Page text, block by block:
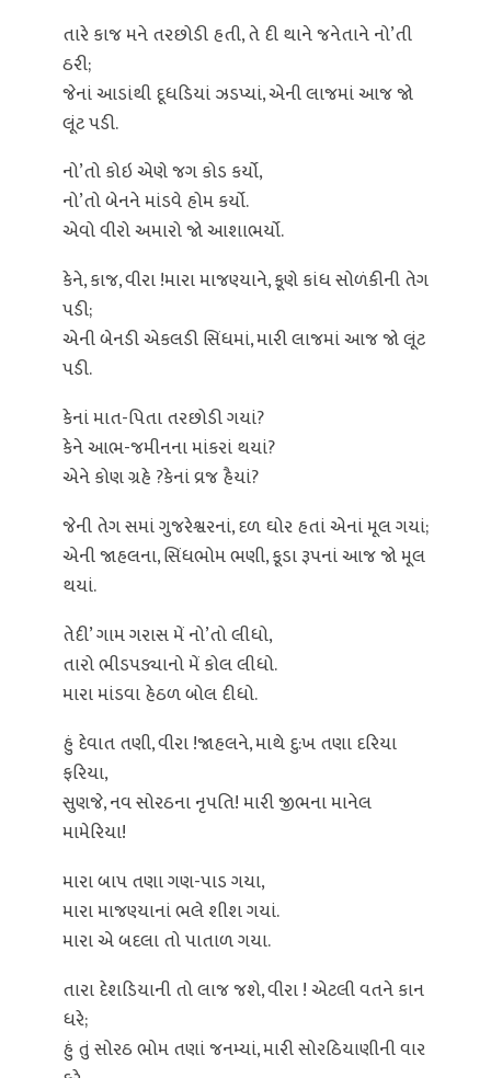
તારે કાજ મને તરછોડી હતી, તે દી થાને જનેતાને નો’તી
ઠરી;
જેનાં આડાંથી દૂધડિયાં ઝડપ્યાં, એની લાજમાં આજ જો
લૂંટ પડી.
નો’તો કોઇ એણે જગ કોડ કર્યો,
નો’તો બેનને માંડવે હોમ કર્યો.
એવો વીરો અમારો જો આશાભર્યો.
કેને, કાજ, વીરા !મારા માજણ્યાને, કૂણે કાંધ સોળંકીની તેગ
પડી;
એની બેનડી એકલડી સિંધમાં, મારી લાજમાં આજ જો લૂંટ
પડી.
કેનાં માત-પિતા તરછોડી ગયાં?
કેને આભ-જમીનના માંકરાં થયાં?
એને કોણ ગ્રહે ?કેનાં વ્રજ હૈયાં?
જેની તેગ સમાં ગુજરેશ્વરનાં, દળ ઘોર હતાં એનાં મૂલ ગયાં;
એની જાહલના, સિંધભોમ ભણી, કૂડા રૂપનાં આજ જો મૂલ
થયાં.
તેદી’ ગામ ગરાસ મેં નો’તો લીધો,
તારો ભીડપડ્યાનો મેં કોલ લીધો.
મારા માંડવા હેઠળ બોલ દીધો.
હું દેવાત તણી, વીરા !જાહલને, માથે દુ:ખ તણા દરિયા
ફરિયા,
સુણજે, નવ સોરઠના નૃપતિ! મારી જીભના માનેલ
મામેરિયા!
મારા બાપ તણા ગણ-પાડ ગયા,
મારા માજણ્યાનાં ભલે શીશ ગયાં.
મારા એ બદલા તો પાતાળ ગયા.
તારા દેશડિયાની તો લાજ જશે, વીરા ! એટલી વતને કાન
ધરે;
હું તું સોરઠ ભોમ તણાં જનમ્યાં, મારી સોરઠિયાણીની વાર